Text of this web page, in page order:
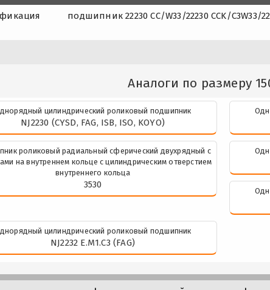
подшипник 22230 CC/W33/22230 CCK/C3W33/
Аналоги по размеру
цилиндрический роликовый подшипник
NJ2230 (CYSD, FAG, ISB, ISO, KOYO)
роликовый радиальный сферический двухрядный с
на внутреннем кольце с цилиндрическим отверстием
внутреннего кольца
3530
цилиндрический роликовый подшипник
NJ2232 E.M1.C3 (FAG)